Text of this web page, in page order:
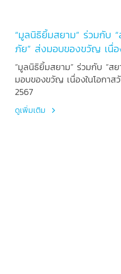
“มูลนิธิยิ้มสยาม” ร่วมกับ
ภัย” ส่งมอบของขวัญ เนื่องในโอกาสวันเด็กแห่ง
ชาติประจำปี 2567
“มูลนิธิยิ้มสยาม” ร่วมกับ “สยา
มอบของขวัญ เนื่องในโอกาส
2567
ดูเพิ่มเติม